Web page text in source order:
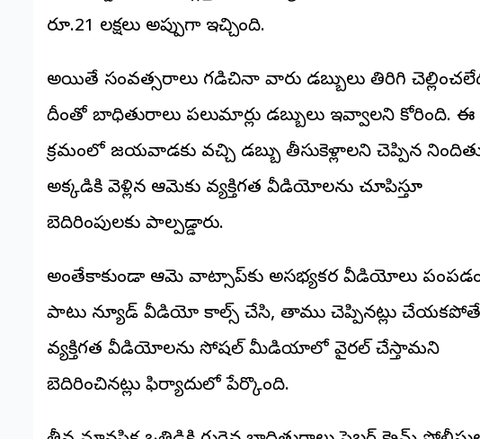
రూ.21 లక్షలు అప్పుగా ఇచ్చింది.
అయితే సంవత్సరాలు గడిచినా వారు డబ్బులు తిరిగి
దీంతో బాధితురాలు పలుమార్లు డబ్బులు ఇవ్వాలని కోరింది. ఈ
క్రమంలో విజయవాడకు వచ్చి డబ్బు తీసుకెళ్లాలని చెప్పిన
అక్కడికి వెళ్లిన ఆమెకు వ్యక్తిగత వీడియోలను చూపిస్తూ
బెదిరింపులకు పాల్పడ్డారు.
అంతేకాకుండా ఆమె వాట్సాప్‌కు అసభ్యకర వీడియోలు
పాటు న్యూడ్ వీడియో కాల్స్ చేసి, తాము చెప్పినట్లు చేయకపోతే
వ్యక్తిగత వీడియోలను సోషల్ మీడియాలో వైరల్ చేస్తామని
బెదిరించినట్లు ఫిర్యాదులో పేర్కొంది.